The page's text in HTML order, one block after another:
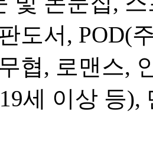
도서, POD(
협, 로맨스,
세 이상 등),